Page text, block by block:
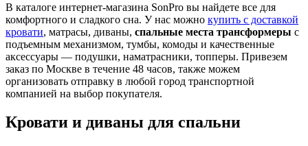
В каталоге интернет-магазина SonPro вы найдете все для
комфортного и сладкого сна. У нас можно купить с доставкой
кровати, матрасы, диваны, спальные места трансформеры с
подъемным механизмом, тумбы, комоды и качественные
аксессуары — подушки, наматрасники, топперы. Привезем
заказ по Москве в течение 48 часов, также можем
организовать отправку в любой город транспортной
компанией на выбор покупателя.
Кровати и диваны для спальни